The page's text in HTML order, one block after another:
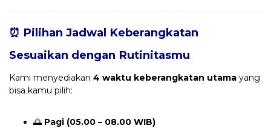
⏰ Pilihan Jadwal Keberangkatan
Sesuaikan dengan Rutinitasmu
Kami menyediakan 4 waktu keberangkatan utama yang
bisa kamu pilih:
🌅 Pagi (05.00 – 08.00 WIB)